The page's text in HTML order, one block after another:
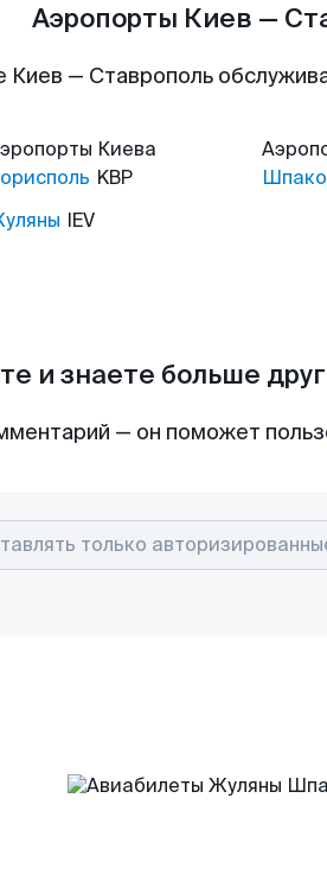
Аэропорты Киев —
Киев — Ставрополь
Киева
KBP
IEV
и знаете больше
— он поможет